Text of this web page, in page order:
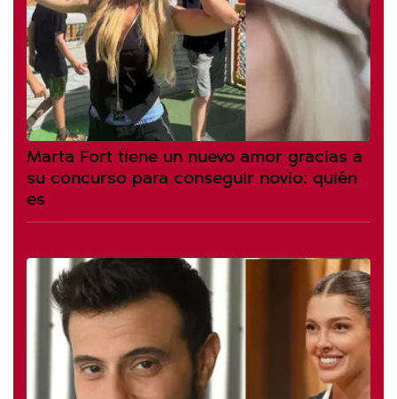
Marta Fort tiene un nuevo amor gracias a
su concurso para conseguir novio: quién
es